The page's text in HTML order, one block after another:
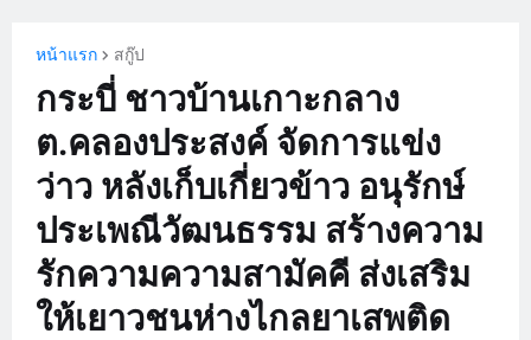
หน้าแรก สกู๊ป
กระบี่ ชาวบ้านเกาะกลาง
ต.คลองประสงค์ จัดการแข่ง
ว่าว หลังเก็บเกี่ยวข้าว อนุรักษ์
ประเพณีวัฒนธรรม สร้างความ
รักความความสามัคคี ส่งเสริม
ให้เยาวชนห่างไกลยาเสพติด